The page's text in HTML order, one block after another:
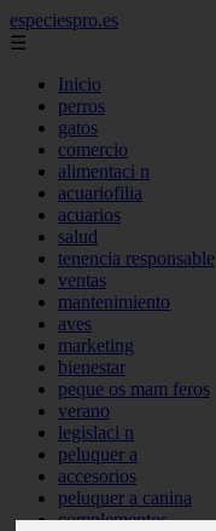
especiespro.es
☰
Inicio
perros
gatos
comercio
alimentaci n
acuariofilia
acuarios
salud
tenencia responsable
ventas
mantenimiento
aves
marketing
bienestar
peque os mam feros
verano
legislaci n
peluquer a
accesorios
peluquer a canina
complementos